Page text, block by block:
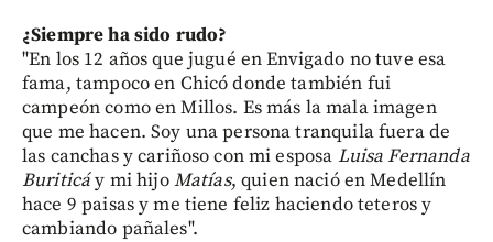
¿Siempre ha sido rudo?
"En los 12 años que jugué en Envigado no tuve esa
fama, tampoco en Chicó donde también fui
campeón como en Millos. Es más la mala imagen
que me hacen. Soy una persona tranquila fuera de
las canchas y cariñoso con mi esposa Luisa Fernanda
Buriticáy mi hijoMatías, quien nació en Medellín
hace 9 paisas y me tiene feliz haciendo teteros y
cambiando pañales".